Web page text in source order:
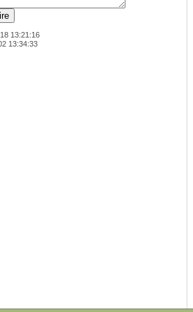
13:21:16
13:34:33